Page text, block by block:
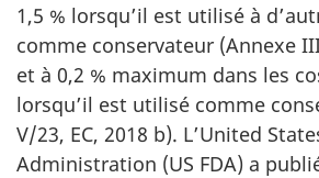
1,5 % lorsqu’il est utilisé à
comme conservateur (Annexe
et à 0,2 % maximum dans les
lorsqu’il est utilisé comme
V/23, EC, 2018 b). L’United
Administration (US FDA) a